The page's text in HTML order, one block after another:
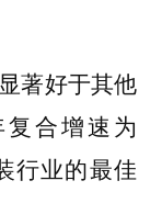
著好于其他
复合增速为
行业的最佳